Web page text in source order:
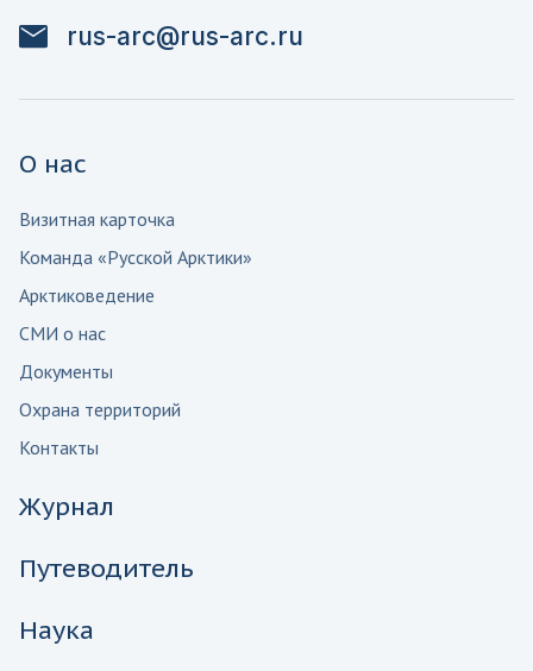
rus-arc@rus-arc.ru
О нас
Визитная карточка
Команда «Русской Арктики»
Арктиковедение
СМИ о нас
Документы
Охрана территорий
Контакты
Журнал
Путеводитель
Наука